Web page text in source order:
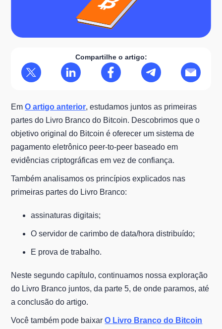
Compartilhe o artigo:
EmO artigo anterior, estudamos juntos as primeiras
partes do Livro Branco do Bitcoin. Descobrimos que o
objetivo original do Bitcoin é oferecer um sistema de
pagamento eletrônico peer-to-peer baseado em
evidências criptográficas em vez de confiança.
Também analisamos os princípios explicados nas
primeiras partes do Livro Branco:
assinaturas digitais;
O servidor de carimbo de data/hora distribuído;
E prova de trabalho.
Neste segundo capítulo, continuamos nossa exploração
do Livro Branco juntos, da parte 5, de onde paramos, até
a conclusão do artigo.
Você também pode baixarO Livro Branco do Bitcoin